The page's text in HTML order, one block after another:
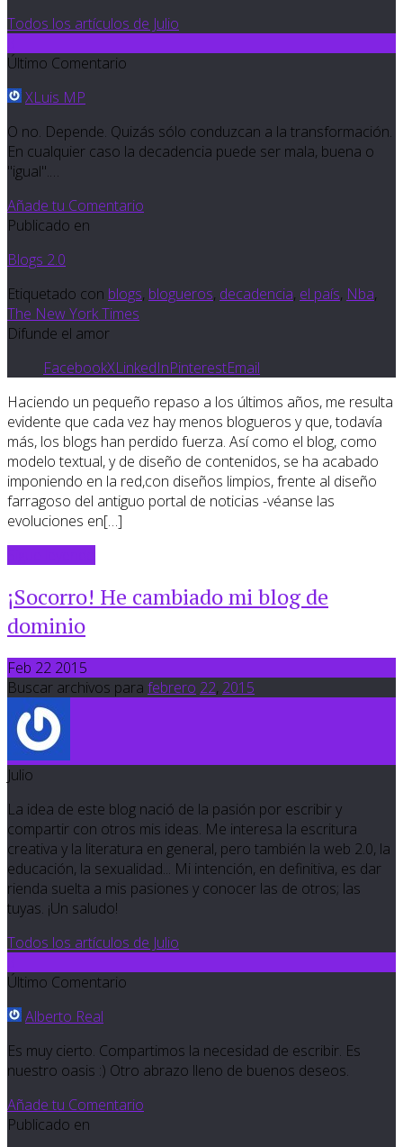
Todos los artículos de Julio
Último Comentario
XLuis MP
O no. Depende. Quizás sólo conduzcan a la transformación.
En cualquier caso la decadencia puede ser mala, buena o
"igual".…
Añade tu Comentario
Publicado en
Blogs 2.0
Etiquetado con blogs, blogueros, decadencia, el país, Nba,
The New York Times
Difunde el amor
FacebookXLinkedInPinterestEmail
Haciendo un pequeño repaso a los últimos años, me resulta
evidente que cada vez hay menos blogueros y que, todavía
más, los blogs han perdido fuerza. Así como el blog, como
modelo textual, y de diseño de contenidos, se ha acabado
imponiendo en la red,con diseños limpios, frente al diseño
farragoso del antiguo portal de noticias -véanse las
evoluciones en[…]
¡Socorro! He cambiado mi blog de
dominio
Feb 22 2015
Buscar archivos para febrero 22, 2015
Julio
La idea de este blog nació de la pasión por escribir y
compartir con otros mis ideas. Me interesa la escritura
creativa y la literatura en general, pero también la web 2.0, la
educación, la sexualidad... Mi intención, en definitiva, es dar
rienda suelta a mis pasiones y conocer las de otros; las
tuyas. ¡Un saludo!
Todos los artículos de Julio
Último Comentario
Alberto Real
Es muy cierto. Compartimos la necesidad de escribir. Es
nuestro oasis :) Otro abrazo lleno de buenos deseos.
Añade tu Comentario
Publicado en